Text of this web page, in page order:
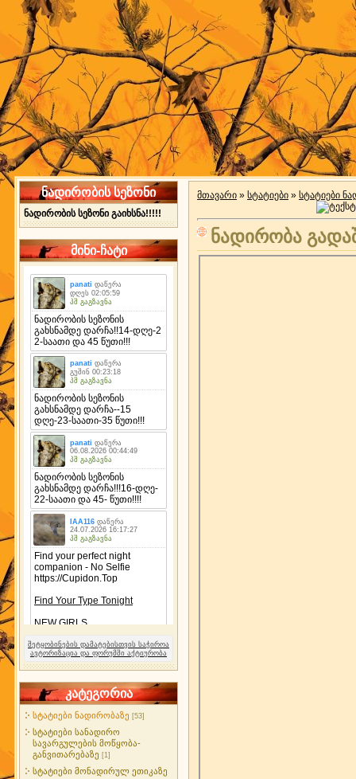
ნადირობის სეზონი
ნადირობის სეზონი გაიხსნა!!!!!
მინი-ჩატი
შეტყობინების დამატებისთვის საჭიროა
ავტორიზაცია და ფორუმში აქტიურობა
კატეგორია
სტატიები ნადირობაზე [53]
სტატიები სანადირო
სავარგულების მოწყობა-
განვითარებაზე [1]
სტატიები მონადირულ ეთიკაზე
მთავარი » სტატიები » სტატიები
ნადირობა